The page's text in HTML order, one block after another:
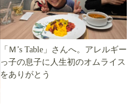
「Ｍ’s Table」さんへ。アレルギー
っ子の息子に人生初のオムライス
をありがとう